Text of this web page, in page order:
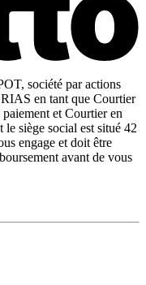
société par actions
en tant que Courtier
et Courtier en
siège social est situé 42
engage et doit être
avant de vous